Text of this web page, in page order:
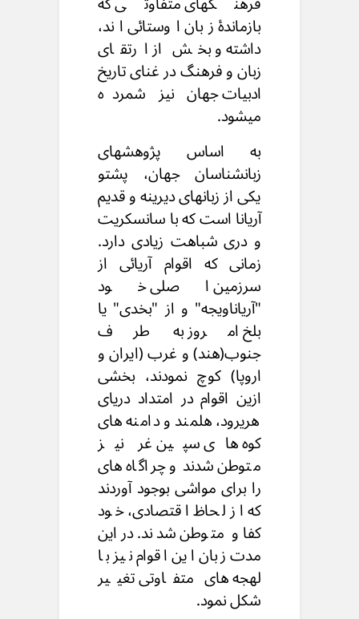
بازماندۀ زبان اوستائی اند،
داشته و بخش از ارتقای
زبان و فرهنگ در غنای تاریخ
ادبیات جهان نیز شمرده
میشود.
به اساس پژوهشهای
زبانشناسان جهان، پشتو
یکی از زبانهای دیرینه و قدیم
آریانا است که با سانسکریت
و دری شباهت زیادی دارد.
زمانی که اقوام آریائی از
سرزمین اصلی خود
"آریاناویجه" و از "بخدی" یا
بلخ امروز به طرف
جنوب(هند) و غرب (ایران و
اروپا) کوچ نمودند، بخشی
ازین اقوام در امتداد دریای
هریرود، هلمند و دامنه های
کوه های سپین غر نیز
متوطن شدند و چراگاه های
را برای مواشی بوجود آوردند
که از لحاظ اقتصادی، خود
کفا و متوطن شدند. دراین
مدت زبان این اقوام نیز با
لهجه های متفاوتی تغییر
شکل نمود.